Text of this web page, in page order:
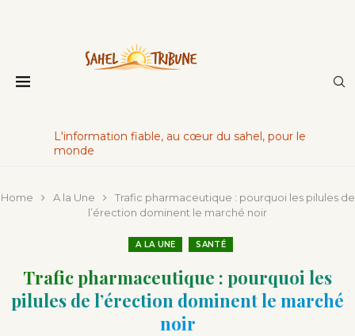
L'information fiable, au cœur du sahel, pour le
monde
Home A la Une
Trafic pharmaceutique : pourquoi les pilules de
l’érection dominent le marché noir
A LA UNE SANTÉ
Trafic pharmaceutique : pourquoi les
pilules de l’érection dominent le marché
noir